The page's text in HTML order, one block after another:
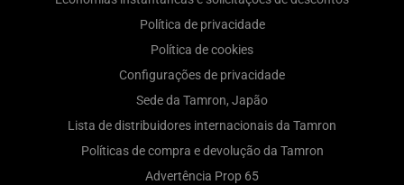
Política de privacidade
Política de cookies
Configurações de privacidade
Sede da Tamron, Japão
Lista de distribuidores internacionais da Tamron
Políticas de compra e devolução da Tamron
Advertência Prop 65